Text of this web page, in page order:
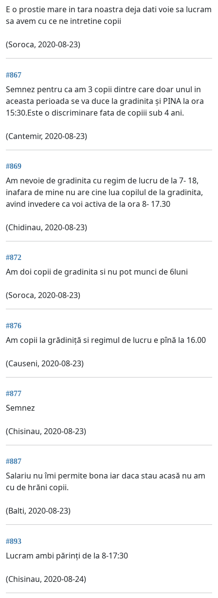
E o prostie mare in tara noastra deja dati voie sa lucram
sa avem cu ce ne intretine copii
(Soroca, 2020-08-23)
#867
Semnez pentru ca am 3 copii dintre care doar unul in
aceasta perioada se va duce la gradinita și PINA la ora
15:30.Este o discriminare fata de copiii sub 4 ani.
(Cantemir, 2020-08-23)
#869
Am nevoie de gradinita cu regim de lucru de la 7- 18,
inafara de mine nu are cine lua copilul de la gradinita,
avind invedere ca voi activa de la ora 8- 17.30
(Chidinau, 2020-08-23)
#872
Am doi copii de gradinita si nu pot munci de 6luni
(Soroca, 2020-08-23)
#876
Am copii la grădiniță si regimul de lucru e pînă la 16.00
(Causeni, 2020-08-23)
#877
Semnez
(Chisinau, 2020-08-23)
#887
Salariu nu îmi permite bona iar daca stau acasă nu am
cu de hrăni copii.
(Balti, 2020-08-23)
#893
Lucram ambi părinți de la 8-17:30
(Chisinau, 2020-08-24)